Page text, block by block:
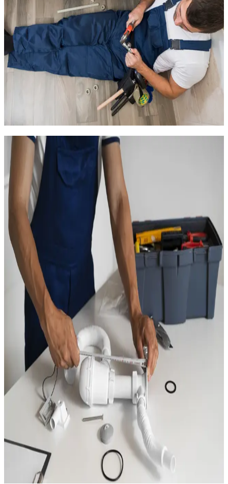
et canalisations
Corrosion des raccords métalliques due à l'humidité
ambiante
Moisissures et infiltrations favorisées par la proximité de
l'étang
Usure prématurée de la robinetterie et des joints due au
calcaire et à l'eau agressive
Notre équipe connaît bien ces problématiques locales. Nous
utilisons des matériaux résistants au calcaire et à l'humidité, et
nous conseillons des solutions de traitement de l'eau adaptées
à la dureté exceptionnelle de l'eau de Balaruc.
Le calcaire à Balaruc-les-Bains : un
problème majeur pour votre plomberie
L'eau de Balaruc-les-Bains est parmi les plus calcaires du
département de l'Hérault. Le terrain karstique sur lequel est
construite la ville enrichit l'eau en calcium et en magnésium.
Résultat : le tartre s'accumule dans les canalisations, encrasse
les résistances des chauffe-eau et réduit progressivement les
débits.
Les conséquences du calcaire sur vos installations :
Chauffe-eau : la résistance s'entartre, le temps de
chauffe augmente, la consommation électrique grimpe. Un
chauffe-eau non entretenu à Balaruc peut perdre 30% de
son rendement en 3 ans
Canalisations : le diamètre intérieur diminue, la pression
baisse, les bouchons se forment
Robinetterie : les cartouches des mitigeurs se bloquent,
les aérateurs se bouchent
Lave-linge et lave-vaisselle : les résistances s'entartrent,
les pannes sont plus fréquentes
Nous proposons plusieurs niveaux de traitement du calcaire à
Balaruc :
Adoucisseur d'eau à résine :la solution la plus efficace
pour une maison ou un immeuble. Il élimine le calcaire en
échangeant les ions calcium contre des ions sodium
Filtre polyphosphate :solution économique en amont
du chauffe-eau pour limiter l'entartrage
Système anti-tartre magnétique ou électronique :
sans consommable, il modifie la structure du calcaire pour
l'empêcher de se déposer